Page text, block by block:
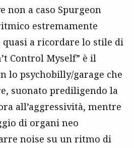
non a caso Spurgeon
estremamente
quasi a ricordare lo stile di
Control Myself” è il
lo psychobilly/garage che
suonato prediligendo la
all’aggressività, mentre
di organi neo
noise su un ritmo di